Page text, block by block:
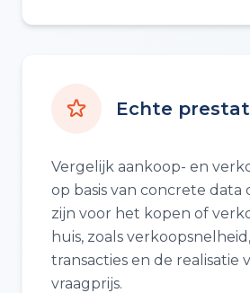
Echte
Vergelijk aankoop- en
op basis van concrete data
zijn voor het kopen of
huis, zoals
transacties en de realisatie
vraagprijs.